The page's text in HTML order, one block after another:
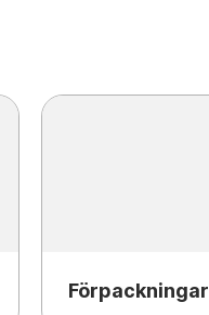
Förpackningar